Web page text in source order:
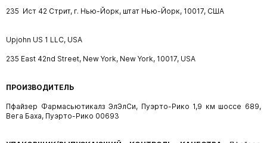
235 Ист 42 Стрит, г. Нью-Йорк, штат Нью-Йорк, 10017, США
Upjohn US 1 LLC, USA
235 East 42nd Street, New York, New York, 10017, USA
ПРОИЗВОДИТЕЛЬ
Пфайзер Фармасьютикалз ЭлЭлСи, Пуэрто-Рико 1,9 км шоссе 689,
Вега Баха, Пуэрто-Рико 00693